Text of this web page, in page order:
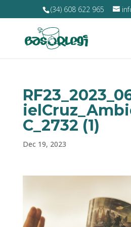
(34) 608 622 965
C_2732 (1)
Dec 19, 2023